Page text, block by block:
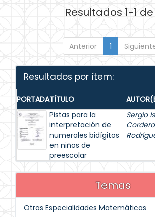
Resultados 1-1 de
Anterior 1
Resultados por ítem:
PORTADATÍTULO
Pistas para la
interpretación de
numerales bidígitos
en niños de
preescolar
Sergio
Cordero
Temas
Otras Especialidades Matemáticas